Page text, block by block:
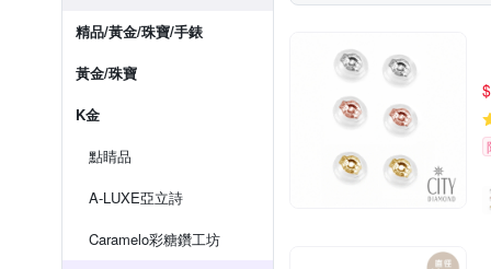
精品/黃金/珠寶/手錶
黃金/珠寶
K金
點睛品
A-LUXE亞立詩
Caramelo彩糖鑽工坊
$